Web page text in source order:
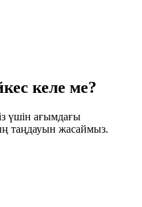
келе ме?
үшін ағымдағы
таңдауын жасаймыз.